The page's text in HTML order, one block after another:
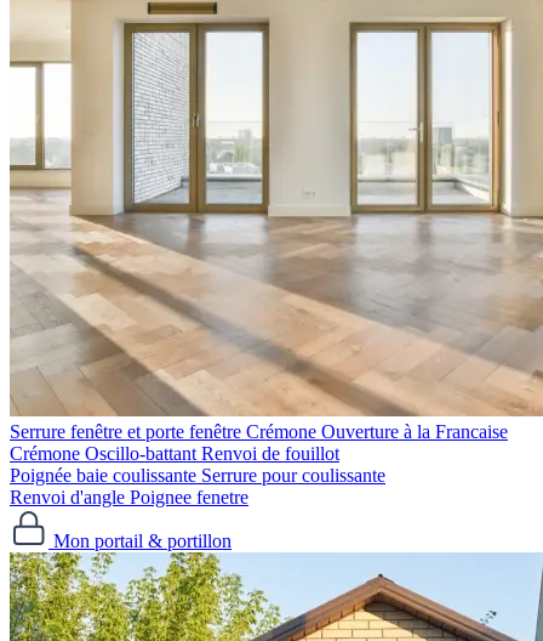
Serrure fenêtre et porte fenêtre Crémone Ouverture à la Francaise
Crémone Oscillo-battant Renvoi de fouillot
Poignée baie coulissante Serrure pour coulissante
Renvoi d'angle Poignee fenetre
Mon portail & portillon